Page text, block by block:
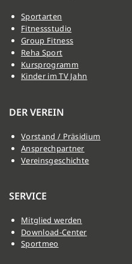
Sportarten
Fitnessstudio
Group Fitness
Reha Sport
Kursprogramm
Kinder im TV Jahn
DER VEREIN
Vorstand / Präsidium
Ansprechpartner
Vereinsgeschichte
SERVICE
Mitglied werden
Download-Center
Sportmeo